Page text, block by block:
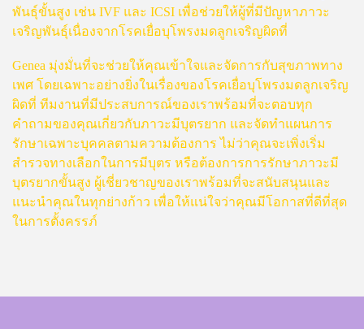
พันธุ์ขั้นสูง เช่น IVF และ ICSI เพื่อช่วยให้ผู้ที่มีปัญหาภาวะ
เจริญพันธุ์เนื่องจากโรคเยื่อบุโพรงมดลูกเจริญผิดที่
Genea มุ่งมั่นที่จะช่วยให้คุณเข้าใจและจัดการกับสุขภาพทาง
เพศ โดยเฉพาะอย่างยิ่งในเรื่องของโรคเยื่อบุโพรงมดลูกเจริญ
ผิดที่ ทีมงานที่มีประสบการณ์ของเราพร้อมที่จะตอบทุก
คำถามของคุณเกี่ยวกับภาวะมีบุตรยาก และจัดทำแผนการ
รักษาเฉพาะบุคคลตามความต้องการ ไม่ว่าคุณจะเพิ่งเริ่ม
สำรวจทางเลือกในการมีบุตร หรือต้องการการรักษาภาวะมี
บุตรยากขั้นสูง ผู้เชี่ยวชาญของเราพร้อมที่จะสนับสนุนและ
แนะนำคุณในทุกย่างก้าว เพื่อให้แน่ใจว่าคุณมีโอกาสที่ดีที่สุด
ในการตั้งครรภ์